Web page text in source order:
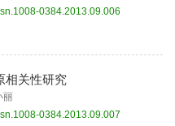
0384.2013.09.006
相关性研究
丽
0384.2013.09.007